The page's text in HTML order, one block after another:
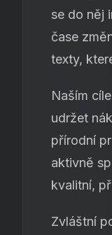
se do něj
čase
texty,
Naším
udržet
přírodní
aktivně
kvalitní,
Zvláštní